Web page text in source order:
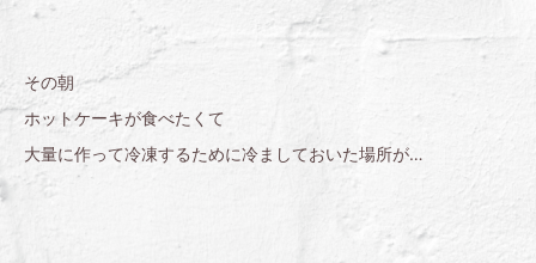
その朝
ホットケーキが食べたくて
大量に作って冷凍するために冷ましておいた場所が…